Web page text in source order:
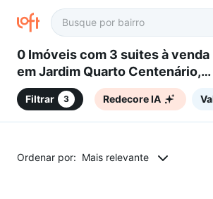
0 Imóveis com 3 suites à venda
em Jardim Quarto Centenário,
Campinas, SP
Filtrar 3 Redecore IA
Ordenar por: Mais relevante